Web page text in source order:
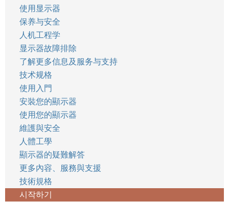
使用显示器
保养与安全
人机工程学
显示器故障排除
了解更多信息及服务与支持
技术规格
使用入門
安裝您的顯示器
使用您的顯示器
維護與安全
人體工學
顯示器的疑難解答
更多內容、服務與支援
技術規格
시작하기